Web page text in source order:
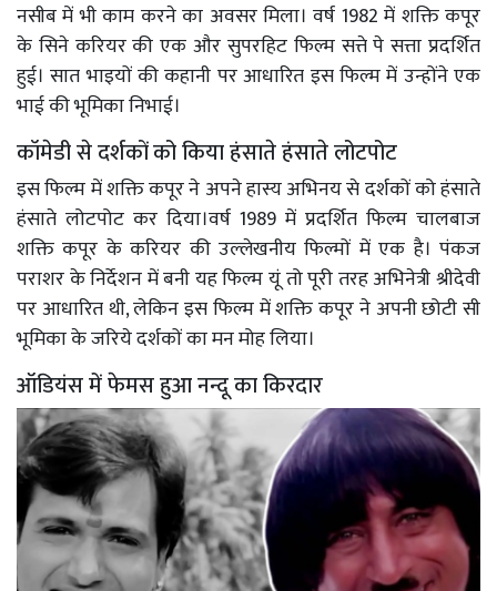
नसीब में भी काम करने का अवसर मिला। वर्ष 1982 में शक्ति कपूर
के सिने करियर की एक और सुपरहिट फिल्म सत्ते पे सत्ता प्रदर्शित
हुई। सात भाइयों की कहानी पर आधारित इस फिल्म में उन्होंने एक
भाई की भूमिका निभाई।
कॉमेडी से दर्शकों को किया हंसाते हंसाते लोटपोट
इस फिल्म में शक्ति कपूर ने अपने हास्य अभिनय से दर्शकों को हंसाते
हंसाते लोटपोट कर दिया।वर्ष 1989 में प्रदर्शित फिल्म चालबाज
शक्ति कपूर के करियर की उल्लेखनीय फिल्मों में एक है। पंकज
पराशर के निर्देशन में बनी यह फिल्म यूं तो पूरी तरह अभिनेत्री श्रीदेवी
पर आधारित थी, लेकिन इस फिल्म में शक्ति कपूर ने अपनी छोटी सी
भूमिका के जरिये दर्शकों का मन मोह लिया।
ऑडियंस में फेमस हुआ नन्दू का किरदार